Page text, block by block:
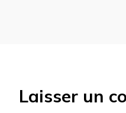
Laisser un